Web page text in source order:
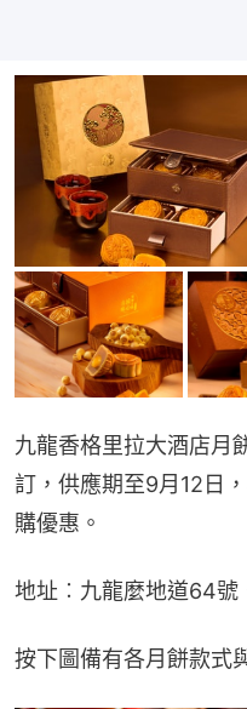
九龍香格里拉大酒店月
訂，供應期至9月12日
購優惠。
地址︰九龍麼地道64
按下圖備有各月餅款式